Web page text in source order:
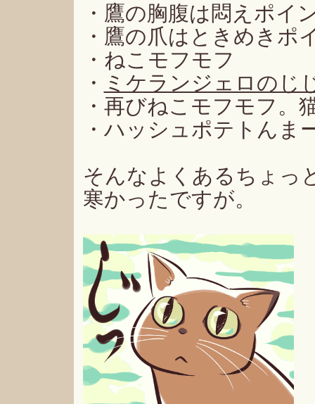
・鷹の胸腹は悶えポイ
・鷹の爪はときめきポ
・ねこモフモフ
・ ミケランジェロのじ
・再びねこモフモフ。
・ハッシュポテトんま
そんなよくあるちょっ
寒かったですが。